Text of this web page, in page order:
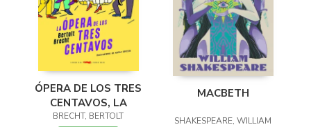
ÓPERA DE LOS TRES
CENTAVOS, LA
BRECHT, BERTOLT
MACBETH
SHAKESPEARE, WILLIAM